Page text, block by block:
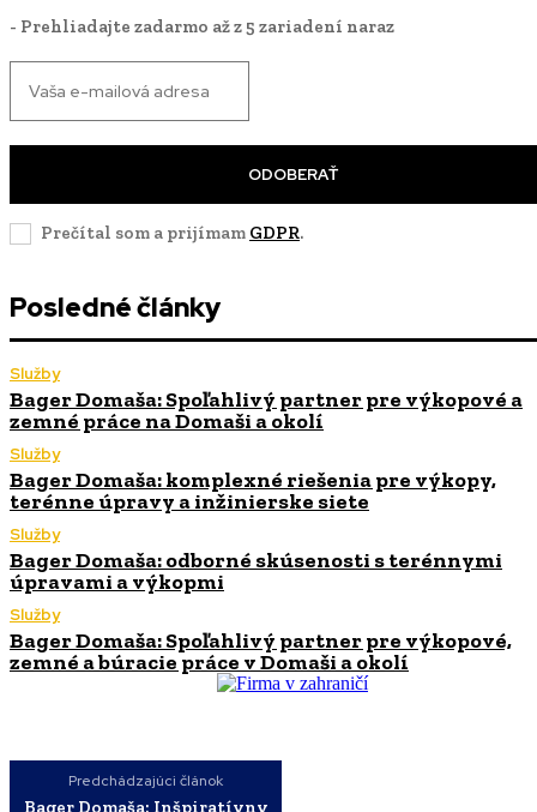
- Prehliadajte zadarmo až z 5 zariadení naraz
ODOBERAŤ
Prečítal som a prijímam GDPR.
Posledné články
Služby
Bager Domaša: Spoľahlivý partner pre výkopové a
zemné práce na Domaši a okolí
Služby
Bager Domaša: komplexné riešenia pre výkopy,
terénne úpravy a inžinierske siete
Služby
Bager Domaša: odborné skúsenosti s terénnymi
úpravami a výkopmi
Služby
Bager Domaša: Spoľahlivý partner pre výkopové,
zemné a búracie práce v Domaši a okolí
Predchádzajúci článok
Bager Domaša: Inšpiratívny